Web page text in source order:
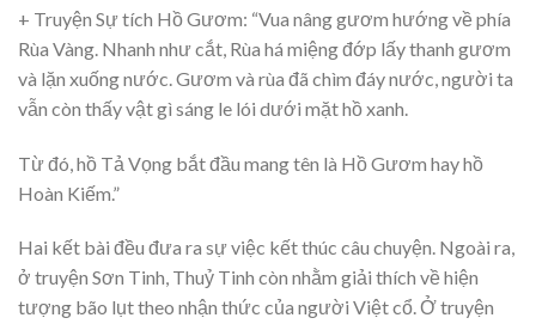
+ Truyện Sự tích Hồ Gươm: “Vua nâng gươm hướng về phía
Rùa Vàng. Nhanh như cắt, Rùa há miệng đớp lấy thanh gươm
và lặn xuống nước. Gươm và rùa đã chìm đáy nước, người ta
vẫn còn thấy vật gì sáng le lói dưới mặt hồ xanh.
Từ đó, hồ Tả Vọng bắt đầu mang tên là Hồ Gươm hay hồ
Hoàn Kiếm.”
Hai kết bài đều đưa ra sự việc kết thúc câu chuyện. Ngoài ra,
ở truyện Sơn Tinh, Thuỷ Tinh còn nhằm giải thích về hiện
tượng bão lụt theo nhận thức của người Việt cổ. Ở truyện